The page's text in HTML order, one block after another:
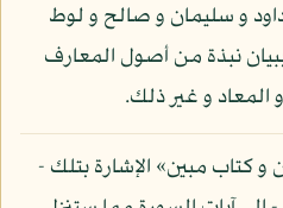
و سليمان و صالح و لوط
نبذة من أصول المعارف
المعاد و غير ذلك.
و كتاب مبين» الإشارة بتلك -